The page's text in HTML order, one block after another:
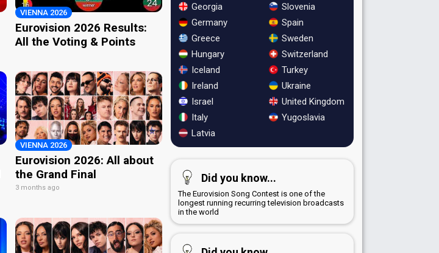
VIENNA 2026
Eurovision 2026 Results:
All the Voting & Points
VIENNA 2026
Eurovision 2026: All about
the Grand Final
3 months ago
Georgia
Germany
Greece
Hungary
Iceland
Ireland
Israel
Italy
Latvia
Slovenia
Spain
Sweden
Switzerland
Turkey
Ukraine
United Kingdom
Yugoslavia
Did you know...
The Eurovision Song Contest is one of the
longest running recurring television broadcasts
in the world